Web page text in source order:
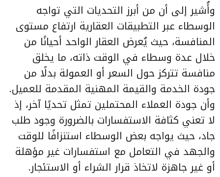
وأُشير إلى أن من أبرز التحديات التي تواجه
الوسطاء عبر التطبيقات العقارية ارتفاع مستوى
المنافسة، حيث يُعرض العقار الواحد أحيانًا من
خلال عدة وسطاء في الوقت ذاته، ما يخلق
منافسة تتركز حول السعر أو العمولة بدلًا من
جودة الخدمة والقيمة المهنية المقدمة للعميل.
وأن جودة العملاء المحتملين تمثل تحديًا آخر، إذ
لا تعني كثافة الاستفسارات بالضرورة وجود طلب
جاد، حيث يواجه بعض الوسطاء استنزافًا للوقت
والجهد في التعامل مع استفسارات غير مؤهلة
أو غير جاهزة لاتخاذ قرار الشراء أو الاستئجار.